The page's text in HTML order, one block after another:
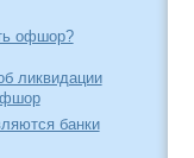
офшор?
ликвидации
банки